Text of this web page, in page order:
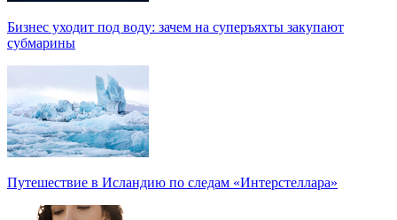
Бизнес уходит под воду: зачем на суперъяхты закупают
субмарины
Путешествие в Исландию по следам «Интерстеллара»